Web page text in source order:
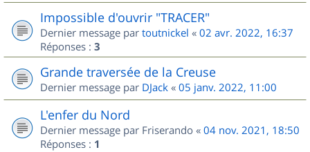
Impossible d'ouvrir "TRACER"
Dernier message par toutnickel « 02 avr. 2022, 16:37
Réponses : 3
Grande traversée de la Creuse
Dernier message par DJack « 05 janv. 2022, 11:00
L'enfer du Nord
Dernier message par Friserando « 04 nov. 2021, 18:50
Réponses : 1